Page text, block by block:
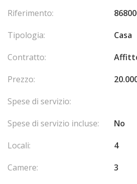
Monaco in un contesto privilegiato.
Riferimento:
Tipologia:
Casa
Contratto:
Prezzo:
Spese di servizio:
Spese di servizio incluse:
No
Locali:
4
Camere:
3